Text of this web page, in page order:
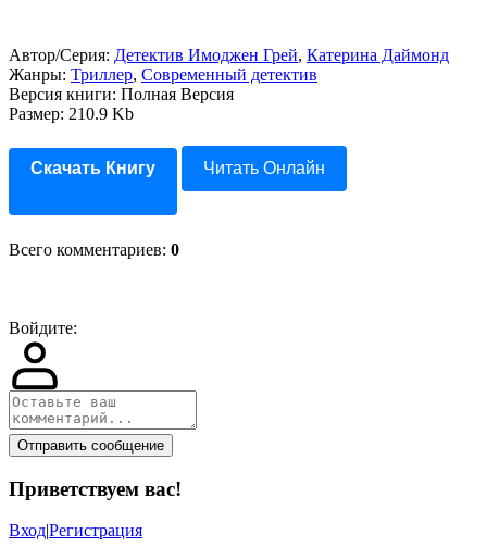
Автор/Серия: Детектив Имоджен Грей, Катерина Даймонд
Жанры: Триллер, Современный детектив
Версия книги: Полная Версия
Размер: 210.9 Kb
Скачать Книгу Читать Онлайн
Всего комментариев: 0
Войдите:
Отправить сообщение
Приветствуем вас!
Вход|Регистрация